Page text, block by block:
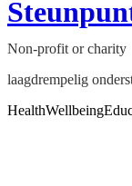
Non-profit or charity
laagdrempelig
HealthWellbeing